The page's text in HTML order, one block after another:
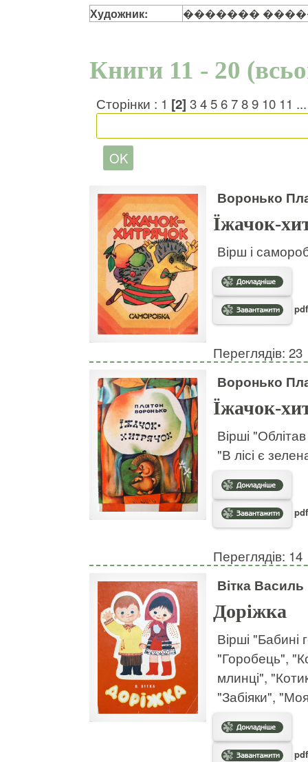
Художник: �������
Книги 11 - 20
Сторінки : 1 [2] 3456789 10 11
Воронько
Їжачок-
Вірш і
Переглядів: 23
Воронько
Їжачок-
Вірші
"В лісі є
Переглядів: 14
Вітка Василь
Доріжка
Вірші
"Горобець",
млинці",
"Забіяки",